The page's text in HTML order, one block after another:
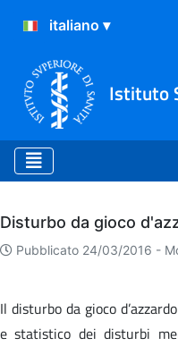
Istituto
Archivio
Disturbo da gioco
Pubblicato 24/03/2016 -
Il disturbo da gioco
e statistico dei disturbi